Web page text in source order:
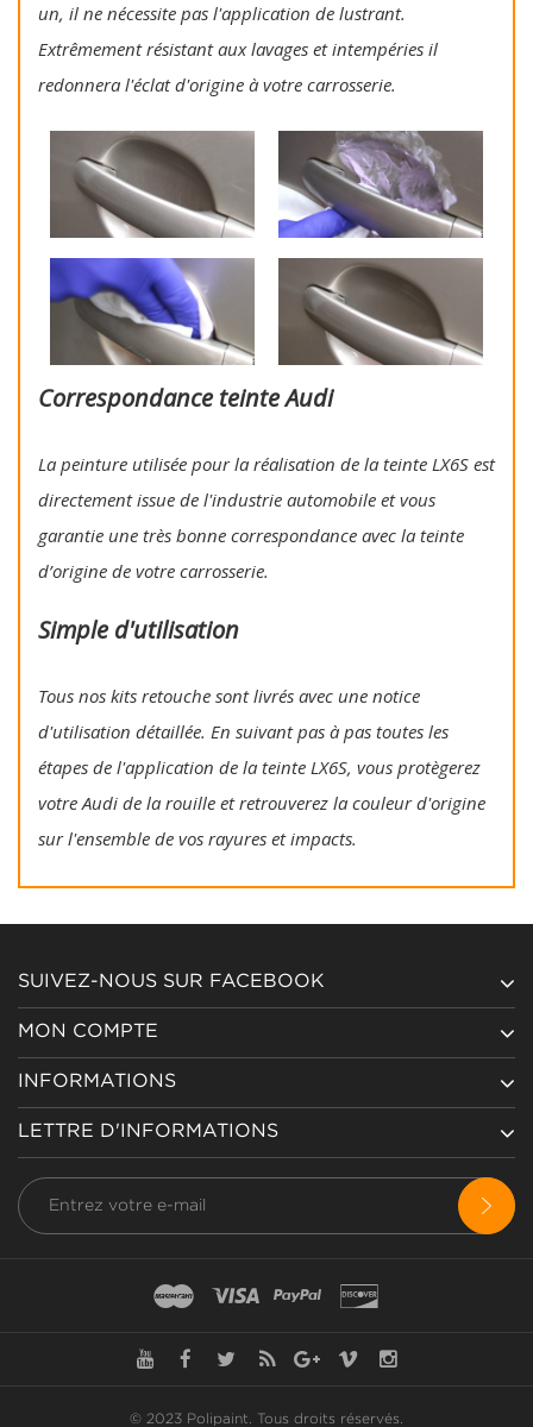
un, il ne nécessite pas l'application de lustrant.
Extrêmement résistant aux lavages et intempéries il
redonnera l'éclat d'origine à votre carrosserie.
Correspondance teinte Audi
La peinture utilisée pour la réalisation de la teinte LX6S est
directement issue de l'industrie automobile et vous
garantie une très bonne correspondance avec la teinte
d’origine de votre carrosserie.
Simple d'utilisation
Tous nos kits retouche sont livrés avec une notice
d'utilisation détaillée. En suivant pas à pas toutes les
étapes de l'application de la teinte LX6S, vous protègerez
votre Audi de la rouille et retrouverez la couleur d'origine
sur l'ensemble de vos rayures et impacts.
SUIVEZ-NOUS SUR FACEBOOK
MON COMPTE
INFORMATIONS
LETTRE D'INFORMATIONS
© 2023 Polipaint. Tous droits réservés.